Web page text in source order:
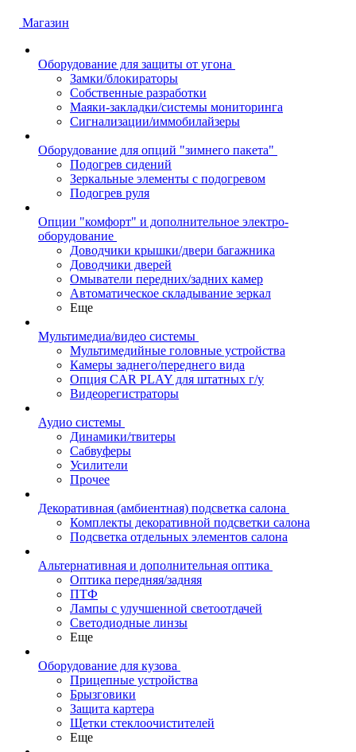
Магазин
Оборудование для защиты от угона
Замки/блокираторы
Собственные разработки
Маяки-закладки/системы мониторинга
Сигнализации/иммобилайзеры
Оборудование для опций "зимнего пакета"
Подогрев сидений
Зеркальные элементы с подогревом
Подогрев руля
Опции "комфорт" и дополнительное электро-
оборудование
Доводчики крышки/двери багажника
Доводчики дверей
Омыватели передних/задних камер
Автоматическое складывание зеркал
Еще
Мультимедиа/видео системы
Мультимедийные головные устройства
Камеры заднего/переднего вида
Опция CAR PLAY для штатных г/у
Видеорегистраторы
Аудио системы
Динамики/твитеры
Сабвуферы
Усилители
Прочее
Декоративная (амбиентная) подсветка салона
Комплекты декоративной подсветки салона
Подсветка отдельных элементов салона
Альтернативная и дополнительная оптика
Оптика передняя/задняя
ПТФ
Лампы с улучшенной светоотдачей
Светодиодные линзы
Еще
Оборудование для кузова
Прицепные устройства
Брызговики
Защита картера
Щетки стеклоочистителей
Еще